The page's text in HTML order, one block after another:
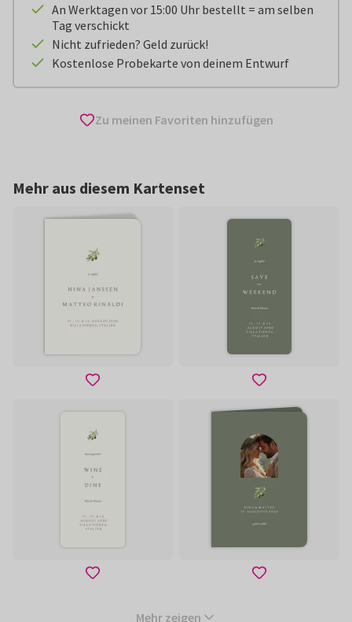
An Werktagen vor 15:00 Uhr bestellt = am selben
Tag verschickt
Nicht zufrieden? Geld zurück!
Kostenlose Probekarte von deinem Entwurf
Zu meinen Favoriten hinzufügen
Mehr aus diesem Kartenset
Mehr zeigen